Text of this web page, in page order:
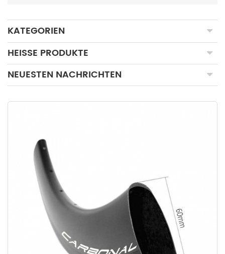
KATEGORIEN
HEISSE PRODUKTE
NEUESTEN NACHRICHTEN